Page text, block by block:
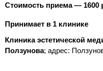
Стоимость приема — 1600
Принимает в 1 клинике
Клиника эстетической
Ползунова; адрес: